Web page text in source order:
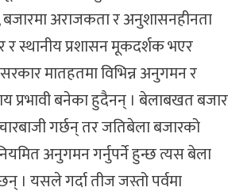
अराजकता र अनुशासनहीनता
र स्थानीय प्रशासन मूकदर्शक भएर
मातहतमा विभिन्न अनुगमन र
प्रभावी बनेका हुदैनन् । बेलाबखत बजार
गर्छन् तर जतिबेला बजारको
अनुगमन गर्नुपर्ने हुन्छ त्यस बेला
। यसले गर्दा तीज जस्तो पर्वमा